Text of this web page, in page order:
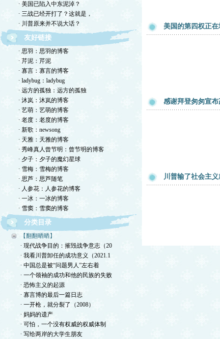
· 美国已陷入中东泥淖？
· 三战已经开打了？这就是，
· 川普原来并不说大话？
友好链接
· 思羽：思羽的博客
· 芹泥：芹泥
· 寡言：寡言的博客
· ladybug：ladybug
· 远方的孤独：远方的孤独
· 沐岚：沐岚的博客
· 艺萌：艺萌的博客
· 老度：老度的博客
· 新歌：newsong
· 天雅：天雅的博客
· 秀峰真人曾节明：曾节明的博客
· 夕子：夕子的魔幻星球
· 雪梅：雪梅的博客
· 思芦：思芦随笔
· 人参花：人参花的博客
· 一冰：一冰的博客
· 雪窦：雪窦的博客
分类目录
【翻翻晒晒】
· 现代战争目的：摧毁战争意志（20
· 我看川普卸任的成功意义（2021.1
· 中国总是被“问题男人”左右着
· 一个领袖的成功和他的民族的失败
· 恐怖主义的起源
· 寡言博的最后一篇日志
· 一开枪，就分裂了（2008）
· 妈妈的遗产
· 可怕，一个没有权威的权威体制
· 写给两岸的大学生朋友
美国的第四权正在
感谢拜登匆匆宣
川普输了社会主